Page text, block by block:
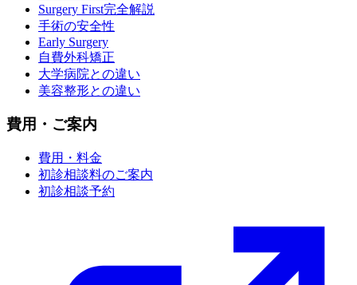
Surgery First完全解説
手術の安全性
Early Surgery
自費外科矯正
大学病院との違い
美容整形との違い
費用・ご案内
費用・料金
初診相談料のご案内
初診相談予約